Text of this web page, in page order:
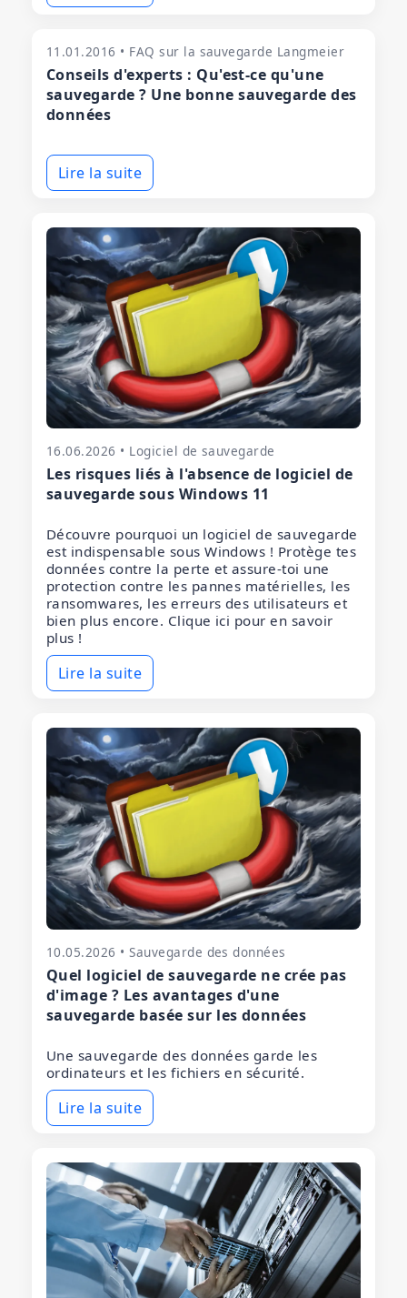
11.01.2016 • FAQ sur la sauvegarde Langmeier
Conseils d'experts : Qu'est-ce qu'une
sauvegarde ? Une bonne sauvegarde des
données
Lire la suite
16.06.2026 • Logiciel de sauvegarde
Les risques liés à l'absence de logiciel de
sauvegarde sous Windows 11
Découvre pourquoi un logiciel de sauvegarde
est indispensable sous Windows ! Protège tes
données contre la perte et assure-toi une
protection contre les pannes matérielles, les
ransomwares, les erreurs des utilisateurs et
bien plus encore. Clique ici pour en savoir
plus !
Lire la suite
10.05.2026 • Sauvegarde des données
Quel logiciel de sauvegarde ne crée pas
d'image ? Les avantages d'une
sauvegarde basée sur les données
Une sauvegarde des données garde les
ordinateurs et les fichiers en sécurité.
Lire la suite